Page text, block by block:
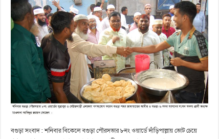
বগুড়া সংবাদ : শনিবার বিকেলে বগুড়া পৌরসভার ৮নং ওয়ার্ডে দাঁড়িপাল্লায় ভোট চেয়ে